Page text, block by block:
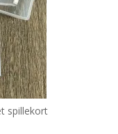
spillekort